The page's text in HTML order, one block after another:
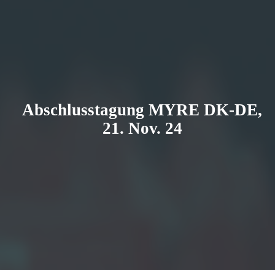
Abschlusstagung MYRE DK-DE,
21. Nov. 24